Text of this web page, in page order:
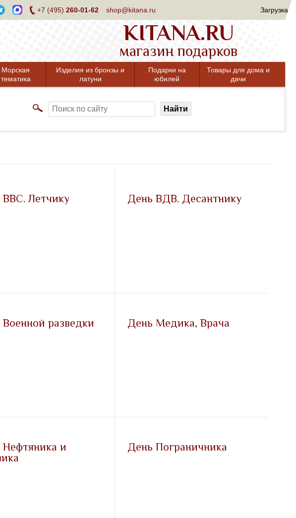
+7 (495) 260-01-62 shop@kitana.ru Загрузка
KITANA.RU
магазин подарков
Морская
тематика
Изделия из бронзы и
латуни
Подарки на
юбилей
Товары для дома и
дачи
Найти
Летчику День ВДВ. Десантнику
разведки
День Медика, Врача
и
День Пограничника